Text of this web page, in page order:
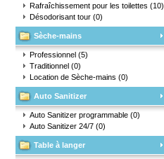
Rafraîchissement pour les toilettes (10)
Désodorisant tour (0)
Sèche-mains
Professionnel (5)
Traditionnel (0)
Location de Sèche-mains (0)
Auto Sanitizer
Auto Sanitizer programmable (0)
Auto Sanitizer 24/7 (0)
Table à langer